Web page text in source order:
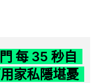
每 35 秒自
家私隱堪憂